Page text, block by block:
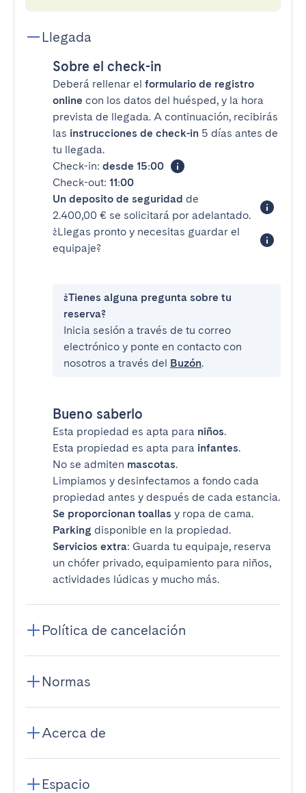
Llegada
Sobre el check-in
Deberá rellenar el formulario de registro
online con los datos del huésped, y la hora
prevista de llegada. A continuación, recibirás
las instrucciones de check-in 5 días antes de
tu llegada.
Check-in: desde 15:00
Check-out: 11:00
Un deposito de seguridad de
2.400,00 € se solicitará por adelantado.
¿Llegas pronto y necesitas guardar el
equipaje?
¿Tienes alguna pregunta sobre tu
reserva?
Inicia sesión a través de tu correo
electrónico y ponte en contacto con
nosotros a través del Buzón.
Bueno saberlo
Esta propiedad es apta para niños.
Esta propiedad es apta para infantes.
No se admiten mascotas.
Limpiamos y desinfectamos a fondo cada
propiedad antes y después de cada estancia.
Se proporcionan toallas y ropa de cama.
Parking disponible en la propiedad.
Servicios extra: Guarda tu equipaje, reserva
un chófer privado, equipamiento para niños,
actividades lúdicas y mucho más.
Política de cancelación
Normas
Acerca de
Espacio